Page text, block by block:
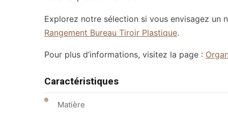
Explorez notre sélection si vous envisagez un
Rangement Bureau Tiroir Plastique.
Pour plus d’informations, visitez la page :
Caractéristiques
Matière